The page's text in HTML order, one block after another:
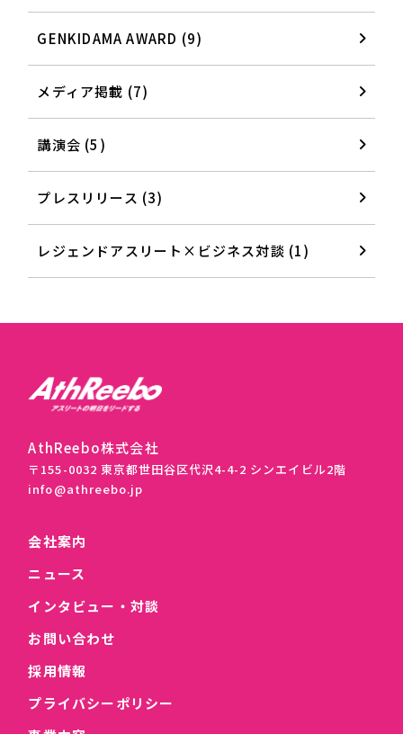
GENKIDAMA AWARD (9)
メディア掲載 (7)
講演会 (5)
プレスリリース (3)
レジェンドアスリート×ビジネス対談 (1)
AthReebo株式会社
〒155-0032 東京都世田谷区代沢4-4-2 シンエイビル2階
info@athreebo.jp
会社案内
ニュース
インタビュー・対談
お問い合わせ
採用情報
プライバシーポリシー